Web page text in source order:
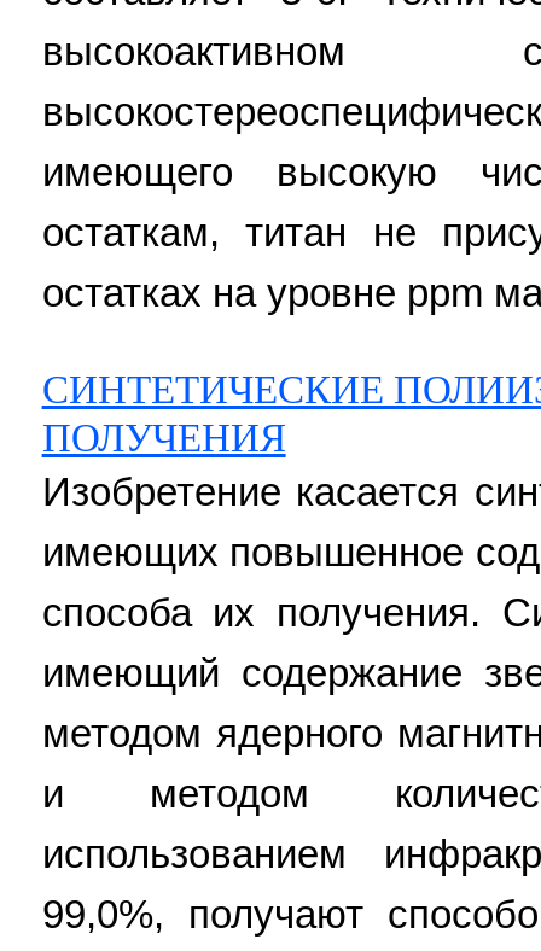
высокоактивном
имеющего высокую
остаткам, титан не
остатках на уровне ppm
СИНТЕТИЧЕСКИЕ
ПОЛУЧЕНИЯ
Изобретение касается
имеющих повышенное
способа их получения.
имеющий содержание
методом ядерного
и методом
использованием
99,0%, получают